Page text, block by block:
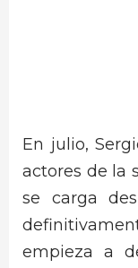
En julio,
actores de la
se carga
empieza a